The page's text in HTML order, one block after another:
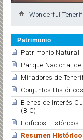
Wonderful
Patrimonio
Patrimonio Natural
Parque Nacional de
Miradores de
Conjuntos Históricos
Bienes de Interés
(BIC)
Edificios Históricos
Resumen Histórico